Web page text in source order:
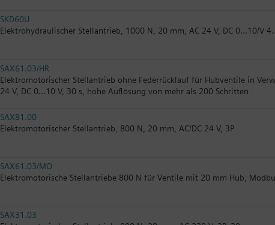
SKD60U
Elektrohydraulischer Stellantrieb, 1000 N, 20 mm, AC 24 V, DC 0...10/V
SAX61.03/HR
Elektromotorischer Stellantrieb ohne Federrücklauf für Hubventile in
24 V, DC 0…10 V, 30 s, hohe Auflösung von mehr als 200 Schritten
SAX81.00
Elektromotorischer Stellantrieb, 800 N, 20 mm, AC/DC 24 V, 3P
SAX61.03/MO
Elektromotorische Stellantriebe 800 N für Ventile mit 20 mm Hub,
SAX31.03